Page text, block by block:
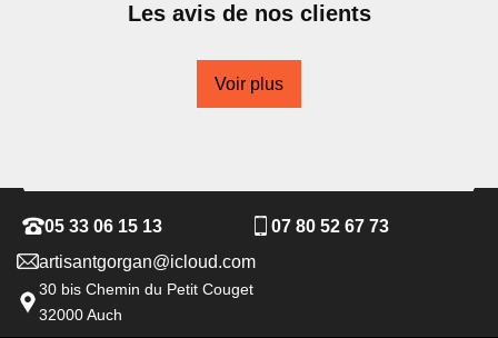
Les avis de nos clients
Voir plus
05 33 06 15 13
07 80 52 67 73
artisantgorgan@icloud.com
30 bis Chemin du Petit Couget
32000 Auch